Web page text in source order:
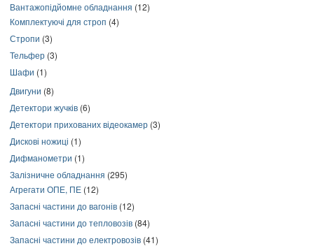
Вантажопідйомне обладнання (12)
Комплектуючі для строп (4)
Стропи (3)
Тельфер (3)
Шафи (1)
Двигуни (8)
Детектори жучків (6)
Детектори прихованих відеокамер (3)
Дискові ножиці (1)
Дифманометри (1)
Залізничне обладнання (295)
Агрегати ОПЕ, ПЕ (12)
Запасні частини до вагонів (12)
Запасні частини до тепловозів (84)
Запасні частини до електровозів (41)